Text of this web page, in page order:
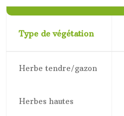
Type de végétation
Herbe tendre/gazon
Herbes hautes